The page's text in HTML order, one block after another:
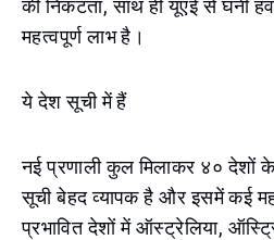
की निकटता, साथ ही यूएई से घनी
महत्वपूर्ण लाभ है।
ये देश सूची में हैं
नई प्रणाली कुल मिलाकर ४० देशों के
सूची बेहद व्यापक है और इसमें कई
प्रभावित देशों में ऑस्ट्रेलिया,